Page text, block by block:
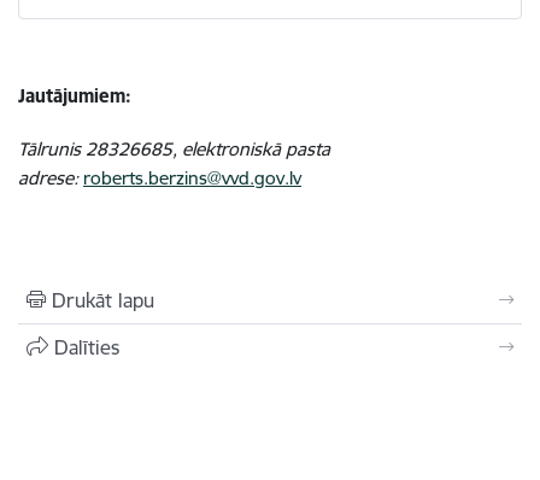
Jautājumiem:
Tālrunis 28326685, elektroniskā pasta
adrese: roberts.berzins@vvd.gov.lv
Drukāt lapu
Dalīties